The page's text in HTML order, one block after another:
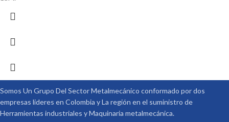
Somos Un Grupo Del Sector Metalmecánico conformado por dos
empresas lideres en Colombia y La región en el suministro de
Herramientas industriales y Maquinaria metalmecánica.